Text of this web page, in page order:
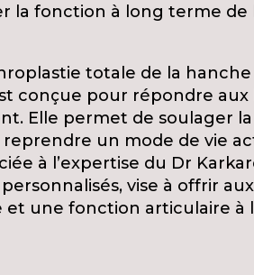
la fonction à long terme de
totale de la
conçue pour répondre aux
Elle permet de soulager
un mode de vie
à l’expertise du Dr
vise à offrir
et une fonction articulaire à